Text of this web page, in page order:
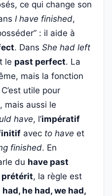
ce qui change son
I have finished,
: il aide à
. Dans She had left
le past perfect. La
mais la fonction
utile pour
, mais aussi le
have, l’impératif
avec to have et
finished. En
du have past
prétérit, la règle est
had, he had, we had,